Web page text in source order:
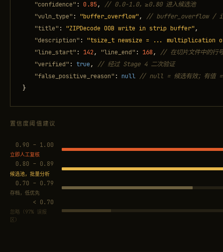
"confidence" : 0.85,
// 0.0-1.0，≥0.80 进入候选池
"vuln_type" : "buffer_overflow",
// buffer_overflow /
"title" : "ZIPDecode OOB write in strip buffer",
"description" : "tsize_t newsize = ... multiplication
"line_start" : 142, "line_end" : 168,
// 在切片文件中的行
"verified" : true,
// 经过 Stage 4 二次验证
"false_positive_reason" : null // null = 候选有效；有值 =
}
置信度阈值建议
0.90 – 1.00
立即人工复核
0.80 – 0.89
候选池，批量分析
0.70 – 0.79
存档，低优先
< 0.70
忽略（97% 误报
区）